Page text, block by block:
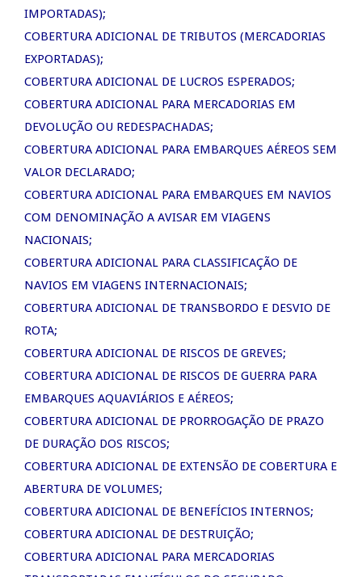
IMPORTADAS);
COBERTURA ADICIONAL DE TRIBUTOS (MERCADORIAS
EXPORTADAS);
COBERTURA ADICIONAL DE LUCROS ESPERADOS;
COBERTURA ADICIONAL PARA MERCADORIAS EM
DEVOLUÇÃO OU REDESPACHADAS;
COBERTURA ADICIONAL PARA EMBARQUES AÉREOS SEM
VALOR DECLARADO;
COBERTURA ADICIONAL PARA EMBARQUES EM NAVIOS
COM DENOMINAÇÃO A AVISAR EM VIAGENS
NACIONAIS;
COBERTURA ADICIONAL PARA CLASSIFICAÇÃO DE
NAVIOS EM VIAGENS INTERNACIONAIS;
COBERTURA ADICIONAL DE TRANSBORDO E DESVIO DE
ROTA;
COBERTURA ADICIONAL DE RISCOS DE GREVES;
COBERTURA ADICIONAL DE RISCOS DE GUERRA PARA
EMBARQUES AQUAVIÁRIOS E AÉREOS;
COBERTURA ADICIONAL DE PRORROGAÇÃO DE PRAZO
DE DURAÇÃO DOS RISCOS;
COBERTURA ADICIONAL DE EXTENSÃO DE COBERTURA E
ABERTURA DE VOLUMES;
COBERTURA ADICIONAL DE BENEFÍCIOS INTERNOS;
COBERTURA ADICIONAL DE DESTRUIÇÃO;
COBERTURA ADICIONAL PARA MERCADORIAS